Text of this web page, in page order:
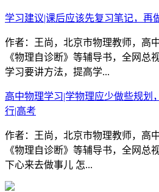
学习建议|课后应该先复习笔记，再
作者：王尚，北京市物理教师，高
《物理自诊断》等辅导书，全网总
学习要讲方法，提高学...
高中物理学习|学物理应少做些规划
行|高考
作者：王尚，北京市物理教师，高
《物理自诊断》等辅导书，全网总
下心来去做事儿 怎...